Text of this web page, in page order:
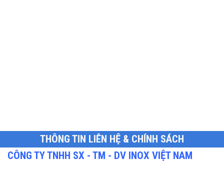
THÔNG TIN LIÊN HỆ & CHÍNH SÁCH
CÔNG TY TNHH SX - TM - DV INOX VIỆT NAM